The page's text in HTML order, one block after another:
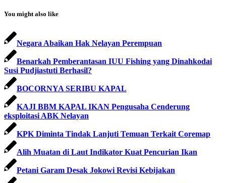
You might also like
Negara Abaikan Hak Nelayan Perempuan
Benarkah Pemberantasan IUU Fishing yang Dinahkodai
Susi Pudjiastuti Berhasil?
BOCORNYA SERIBU KAPAL
KAJI BBM KAPAL IKAN Pengusaha Cenderung
eksploitasi ABK Nelayan
KPK Diminta Tindak Lanjuti Temuan Terkait Coremap
Alih Muatan di Laut Indikator Kuat Pencurian Ikan
Petani Garam Desak Jokowi Revisi Kebijakan